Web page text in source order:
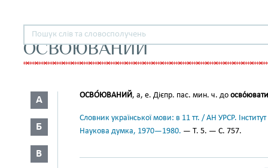
ОСВОЮВАНИЙ
А
Б
В
ОСВО́ЮВАНИЙ, а, е. Дієпр. пас. мин. ч. до осво́ювати
Словник української мови: в 11 тт. / АН УРСР.
Наукова думка, 1970—1980. — Т. 5. — С. 757.